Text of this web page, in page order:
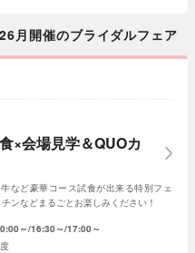
開催のブライダルフェア
×会場見学＆QUOカ
など豪華コース試食が出来る特別フェ
ンなどまるごとお楽しみください！
～ 16:30～ 17:00～